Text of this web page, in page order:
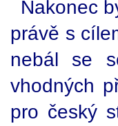
Nakonec
právě s
nebál se
vhodných
pro český